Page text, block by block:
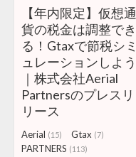
【年内限定】仮想通
貨の税金は調整でき
る！Gtaxで節税シミ
ュレーションしよう
｜株式会社Aerial
Partnersのプレスリ
リース
Aerial (15) Gtax (7)
PARTNERS (113)